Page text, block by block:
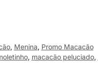
, Menina, Promo Macacão
, macacão peluciado,